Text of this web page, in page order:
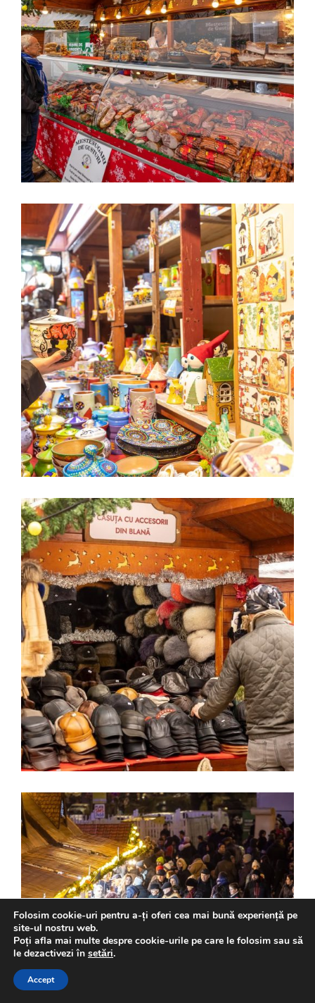
Folosim cookie-uri pentru a-ți oferi cea mai bună experiență pe
site-ul nostru web.
Poți afla mai multe despre cookie-urile pe care le folosim sau să
le dezactivezi în setări.
Accept